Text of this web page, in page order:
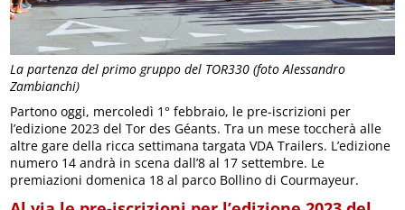
La partenza del primo gruppo del TOR330 (foto Alessandro
Zambianchi)
Partono oggi, mercoledì 1° febbraio, le pre-iscrizioni per
l’edizione 2023 del Tor des Géants. Tra un mese toccherà alle
altre gare della ricca settimana targata VDA Trailers. L’edizione
numero 14 andrà in scena dall’8 al 17 settembre. Le
premiazioni domenica 18 al parco Bollino di Courmayeur.